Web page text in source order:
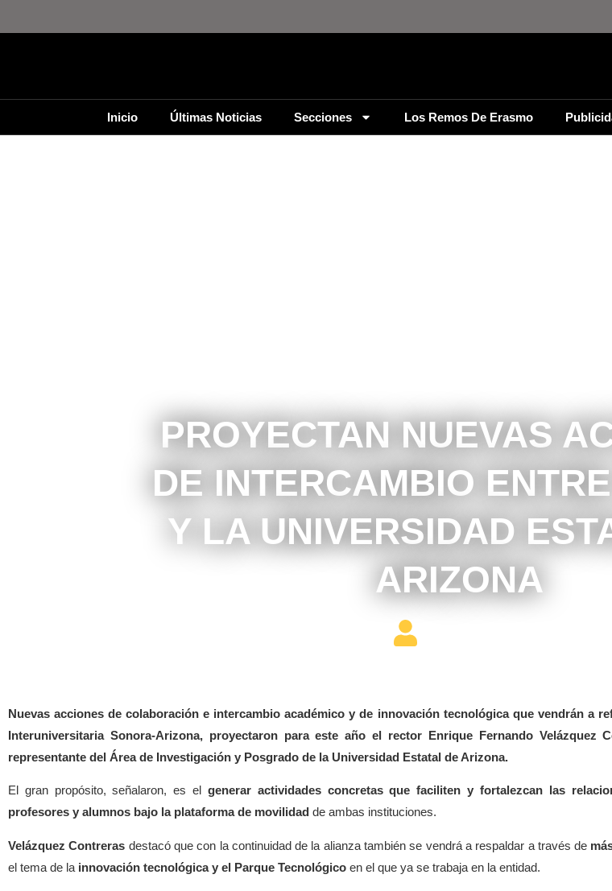
Inicio Últimas Noticias Secciones Los Remos De Erasmo
PROYECTAN NUEVAS
DE INTERCAMBIO
Y LA UNIVERSIDAD
ARIZONA
Nuevas acciones de colaboración e intercambio académico y de innovación tecnológica que vendrán a
Interuniversitaria Sonora-Arizona, proyectaron para este año el rector Enrique Fernando Velázquez
representante del Área de Investigación y Posgrado de la Universidad Estatal de Arizona.
El gran propósito, señalaron, es el generar actividades concretas que faciliten y fortalezcan las
profesores y alumnos bajo la plataforma de movilidad de ambas instituciones.
Velázquez Contreras destacó que con la continuidad de la alianza también se vendrá a respaldar a través de
el tema de la innovación tecnológica y el Parque Tecnológico en el que ya se trabaja en la entidad.